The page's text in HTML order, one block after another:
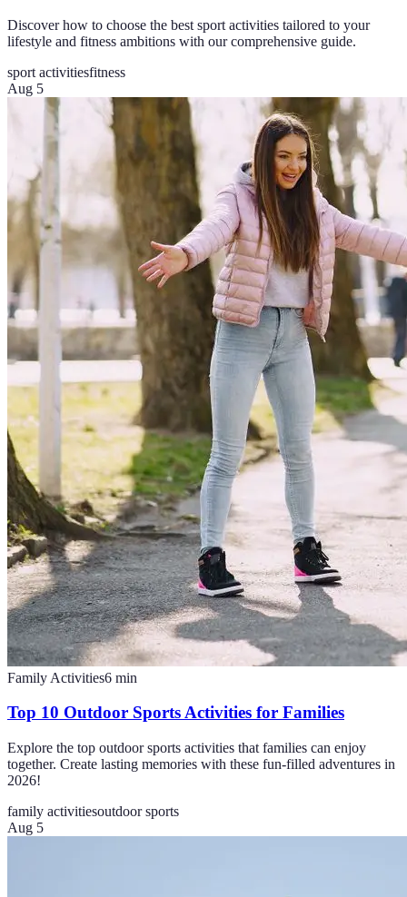
Discover how to choose the best sport activities tailored to your
lifestyle and fitness ambitions with our comprehensive guide.
sport activitiesfitness
Aug 5
Family Activities6 min
Top 10 Outdoor Sports Activities for Families
Explore the top outdoor sports activities that families can enjoy
together. Create lasting memories with these fun-filled adventures in
2026!
family activitiesoutdoor sports
Aug 5